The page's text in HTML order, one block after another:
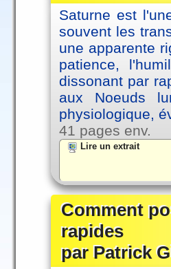
Saturne est
souvent les
une apparente
patience,
dissonant par
aux Noeuds
physiologique,
41 pages env.
Lire un extrait
Comment
rapides
par Patrick